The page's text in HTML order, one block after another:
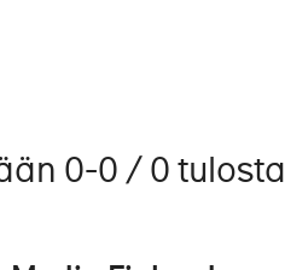
0-0 / 0 tulosta